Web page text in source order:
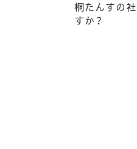
桐たんすの
すか？